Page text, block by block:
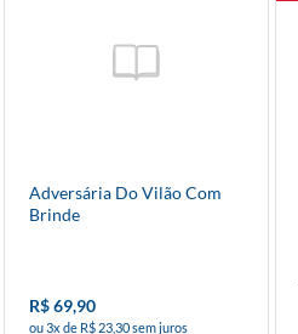
Adversária Do Vilão Com
Brinde
R$ 69,90
ou 3x de R$ 23,30 sem juros